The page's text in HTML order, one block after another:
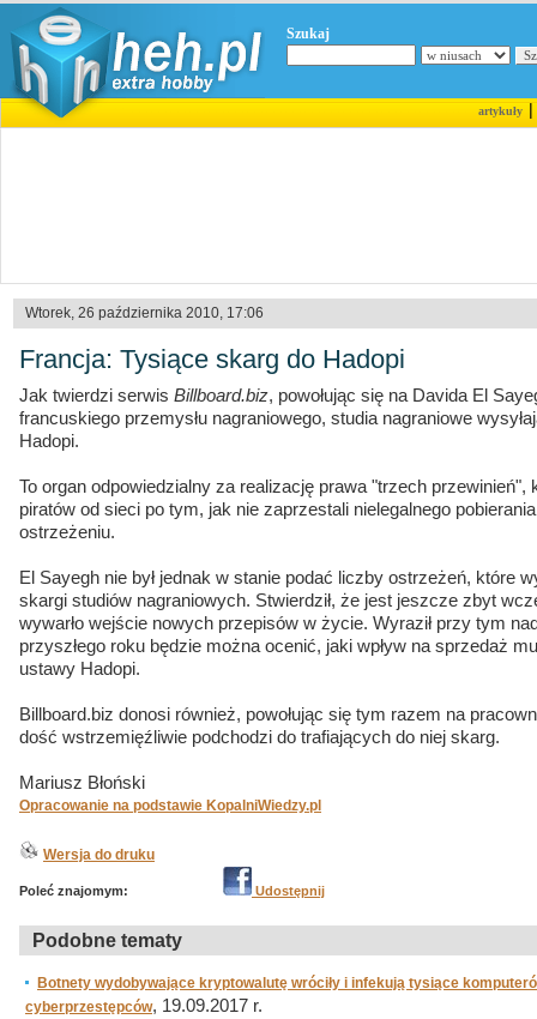
Szukaj
artykuły|
Wtorek, 26 października 2010, 17:06
Francja: Tysiące skarg do Hadopi
Jak twierdzi serwis Billboard.biz, powołując się na Davida El
francuskiego przemysłu nagraniowego, studia nagraniowe
Hadopi.
To organ odpowiedzialny za realizację prawa "trzech przewinień",
piratów od sieci po tym, jak nie zaprzestali nielegalnego
ostrzeżeniu.
El Sayegh nie był jednak w stanie podać liczby ostrzeżeń, które
skargi studiów nagraniowych. Stwierdził, że jest jeszcze zbyt
wywarło wejście nowych przepisów w życie. Wyraził przy tym
przyszłego roku będzie można ocenić, jaki wpływ na sprzedaż
ustawy Hadopi.
Billboard.biz donosi również, powołując się tym razem na
dość wstrzemięźliwie podchodzi do trafiających do niej skarg.
Mariusz Błoński
Opracowanie na podstawie KopalniWiedzy.pl
Wersja do druku
Poleć znajomym: Udostępnij
Podobne tematy
Botnety wydobywające kryptowalutę wróciły i infekują tysiące
cyberprzestępców, 19.09.2017 r.